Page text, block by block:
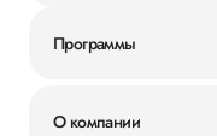
Программы
О компании